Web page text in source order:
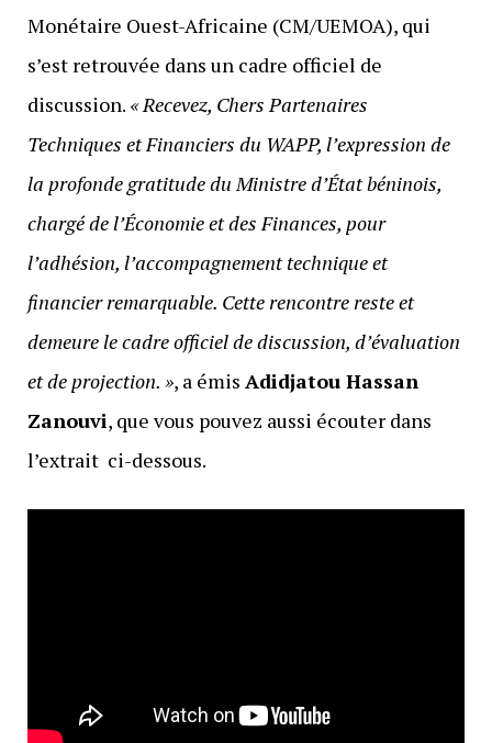
Monétaire Ouest-Africaine (CM/UEMOA), qui
s’est retrouvée dans un cadre officiel de
discussion. « Recevez, Chers Partenaires
Techniques et Financiers du WAPP, l’expression de
la profonde gratitude du Ministre d’État béninois,
chargé de l’Économie et des Finances, pour
l’adhésion, l’accompagnement technique et
financier remarquable. Cette rencontre reste et
demeure le cadre officiel de discussion, d’évaluation
et de projection. », a émis Adidjatou Hassan
Zanouvi, que vous pouvez aussi écouter dans
l’extrait ci-dessous.